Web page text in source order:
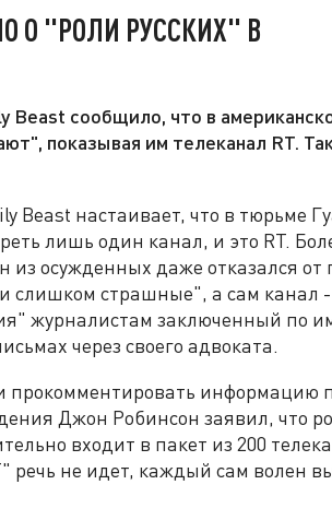
О "РОЛИ РУССКИХ" В
Beast сообщило, что в
показывая им телеканал RT.
Beast настаивает, что в тюрьме
лишь один канал, и это RT.
осужденных даже отказался от
слишком страшные", а сам канал
журналистам заключенный по
через своего адвоката.
прокомментировать информацию
Джон Робинсон заявил, что
входит в пакет из 200
не идет, каждый сам волен